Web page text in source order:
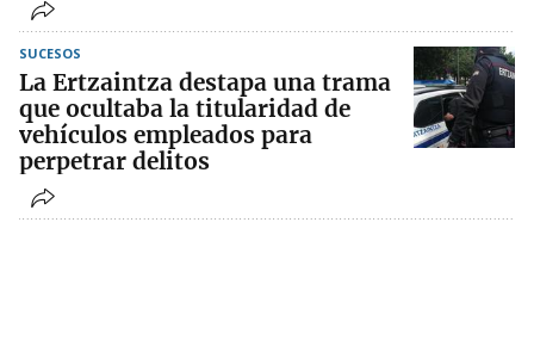
SUCESOS
La Ertzaintza destapa una trama
que ocultaba la titularidad de
vehículos empleados para
perpetrar delitos